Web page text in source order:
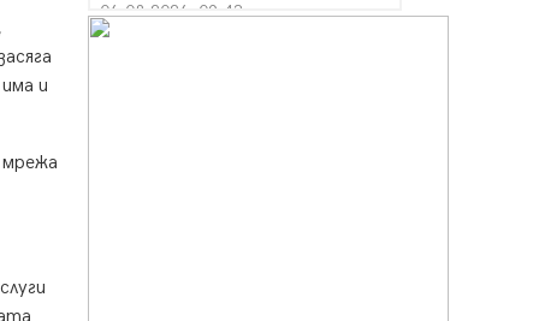
и
06.08.2026, 09:43